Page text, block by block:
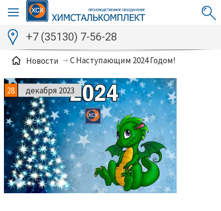
+7 (35130) 7-56-28
Новости C Наступающим 2024 Годом!
28 декабря 2023